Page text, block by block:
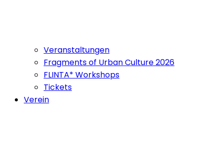
Veranstaltungen
Fragments of Urban Culture 2026
FLINTA* Workshops
Tickets
Verein